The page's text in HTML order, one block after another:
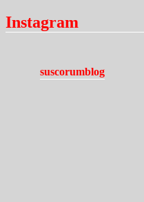
Instagram
suscorumblog